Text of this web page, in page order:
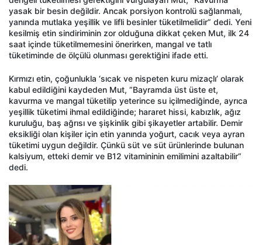
yasak bir besin değildir. Ancak porsiyon kontrolü sağlanmalı,
yanında mutlaka yeşillik ve lifli besinler tüketilmelidir” dedi. Yeni
kesilmiş etin sindiriminin zor olduğuna dikkat çeken Mut, ilk 24
saat içinde tüketilmemesini önerirken, mangal ve tatlı
tüketiminde de ölçülü olunması gerektiğini ifade etti.
Kırmızı etin, çoğunlukla ‘sıcak ve nispeten kuru mizaçlı’ olarak
kabul edildiğini kaydeden Mut, “Bayramda üst üste et,
kavurma ve mangal tüketilip yeterince su içilmediğinde, ayrıca
yeşillik tüketimi ihmal edildiğinde; hararet hissi, kabızlık, ağız
kuruluğu, baş ağrısı ve şişkinlik gibi şikayetler artabilir. Demir
eksikliği olan kişiler için etin yanında yoğurt, cacık veya ayran
tüketimi uygun değildir. Çünkü süt ve süt ürünlerinde bulunan
kalsiyum, etteki demir ve B12 vitamininin emilimini azaltabilir”
dedi.